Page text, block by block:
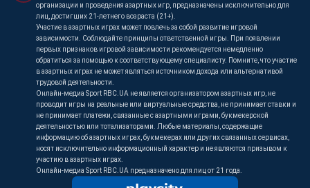
организации и проведения азартных игр, предназначены исключительно для
лиц, достигших 21-летнего возраста (21+).
Участие в азартных играх может повлечь за собой развитие игровой
зависимости. Соблюдайте принципы ответственной игры. При появлении
первых признаков игровой зависимости рекомендуется немедленно
обратиться за помощью к соответствующему специалисту. Помните, что участие
в азартных играх не может являться источником дохода или альтернативой
трудовой деятельности.
Онлайн-медиа Sport RBC.UA не является организатором азартных игр, не
проводит игры на реальные или виртуальные средства, не принимает ставки и
не принимает платежи, связанные с азартными играми, букмекерской
деятельностью или тотализаторами. Любые материалы, содержащие
информацию об азартных играх, букмекерах или других связанных сервисах,
носят исключительно информационный характер и не являются призывом к
участию в азартных играх.
Онлайн-медиа Sport RBC.UA предназначено для лиц от 21 года.